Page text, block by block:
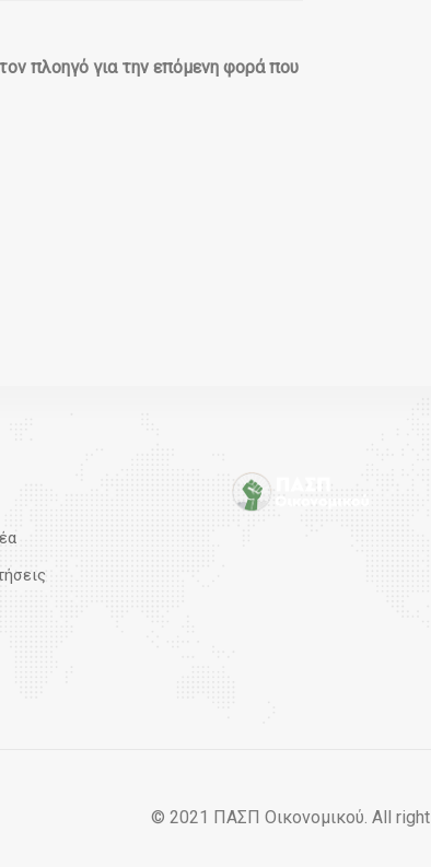
πλοηγό για την επόμενη φορά που
© 2021 ΠΑΣΠ Οικονομικού. All